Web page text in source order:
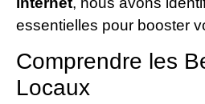
essentielles pour booster
Comprendre les
Locaux